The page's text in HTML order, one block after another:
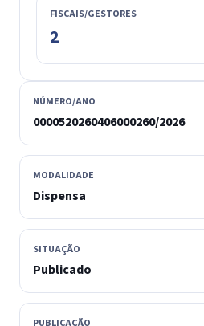
FISCAIS/GESTORES
2
NÚMERO/ANO
0000520260406000260/2026
MODALIDADE
Dispensa
SITUAÇÃO
Publicado
PUBLICAÇÃO